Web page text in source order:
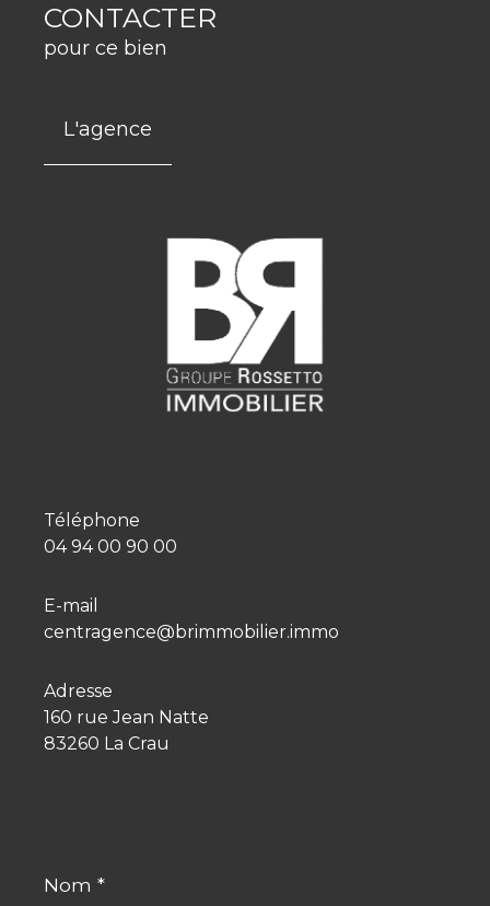
CONTACTER
pour ce bien
L'agence
Téléphone
04 94 00 90 00
E-mail
centragence@brimmobilier.immo
Adresse
160 rue Jean Natte
83260 La Crau
*